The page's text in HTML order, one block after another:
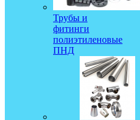
Трубы и
фитинги
полиэтиленовые
ПНД